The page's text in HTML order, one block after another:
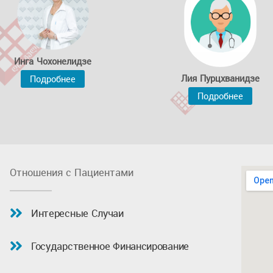
Инга Чохонелидзе
Подробнее
Лия Пурцхванидзе
Подробнее
Отношения с Пациентами
Интересные Случаи
Государственное Финансирование